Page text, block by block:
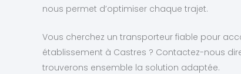
nous permet d’optimiser chaque trajet.
Vous cherchez un transporteur fiable pour
établissement à Castres ? Contactez-nous
trouverons ensemble la solution adaptée.